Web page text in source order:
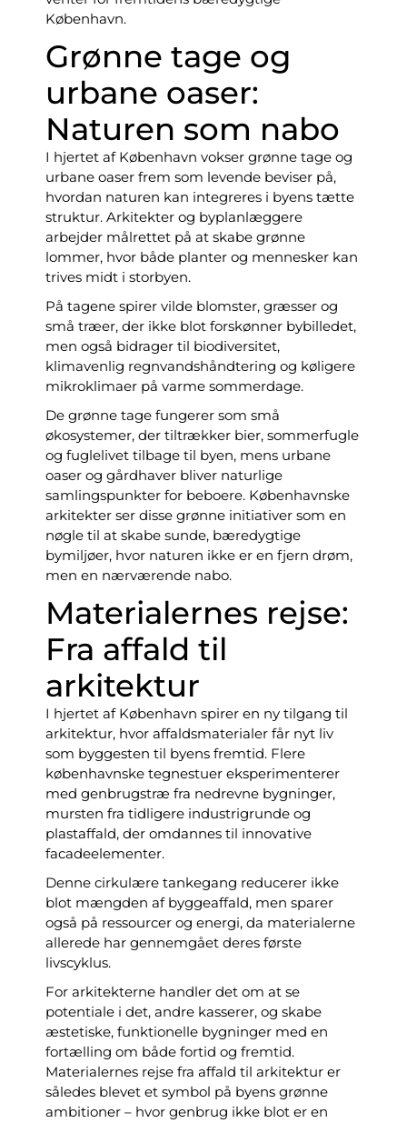
København.
Grønne tage og
urbane oaser:
Naturen som nabo
I hjertet af København vokser grønne tage og
urbane oaser frem som levende beviser på,
hvordan naturen kan integreres i byens tætte
struktur. Arkitekter og byplanlæggere
arbejder målrettet på at skabe grønne
lommer, hvor både planter og mennesker kan
trives midt i storbyen.
På tagene spirer vilde blomster, græsser og
små træer, der ikke blot forskønner bybilledet,
men også bidrager til biodiversitet,
klimavenlig regnvandshåndtering og køligere
mikroklimaer på varme sommerdage.
De grønne tage fungerer som små
økosystemer, der tiltrækker bier, sommerfugle
og fuglelivet tilbage til byen, mens urbane
oaser og gårdhaver bliver naturlige
samlingspunkter for beboere. Københavnske
arkitekter ser disse grønne initiativer som en
nøgle til at skabe sunde, bæredygtige
bymiljøer, hvor naturen ikke er en fjern drøm,
men en nærværende nabo.
Materialernes rejse:
Fra affald til
arkitektur
I hjertet af København spirer en ny tilgang til
arkitektur, hvor affaldsmaterialer får nyt liv
som byggesten til byens fremtid. Flere
københavnske tegnestuer eksperimenterer
med genbrugstræ fra nedrevne bygninger,
mursten fra tidligere industrigrunde og
plastaffald, der omdannes til innovative
facadeelementer.
Denne cirkulære tankegang reducerer ikke
blot mængden af byggeaffald, men sparer
også på ressourcer og energi, da materialerne
allerede har gennemgået deres første
livscyklus.
For arkitekterne handler det om at se
potentiale i det, andre kasserer, og skabe
æstetiske, funktionelle bygninger med en
fortælling om både fortid og fremtid.
Materialernes rejse fra affald til arkitektur er
således blevet et symbol på byens grønne
ambitioner – hvor genbrug ikke blot er en